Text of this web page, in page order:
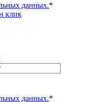
данных.*
клик
данных.*